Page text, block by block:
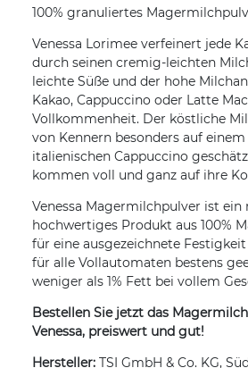
100% granuliertes
Venessa Lorimee verfeinert jede
durch seinen cremig-leichten
leichte Süße und der hohe
Kakao, Cappuccino oder Latte
Vollkommenheit. Der köstliche
von Kennern besonders auf
italienischen Cappuccino
kommen voll und ganz auf ihre
Venessa Magermilchpulver ist ein
hochwertiges Produkt aus 100%
für eine ausgezeichnete
für alle Vollautomaten bestens
weniger als 1% Fett bei vollem
Bestellen Sie jetzt das
Venessa, preiswert und gut!
Hersteller: TSI GmbH & Co. KG,